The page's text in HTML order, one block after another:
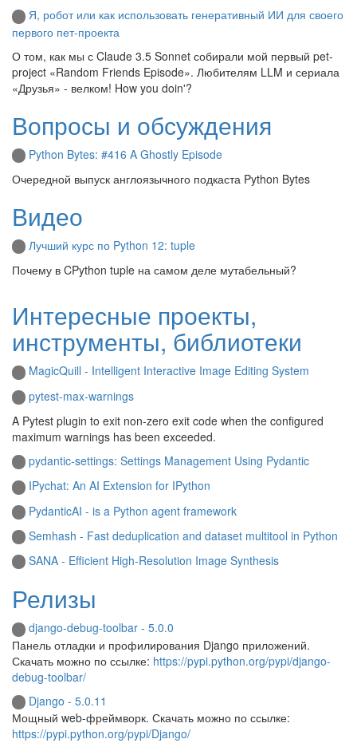
Я, робот или как использовать генеративный ИИ для своего
первого пет-проекта
О том, как мы с Claude 3.5 Sonnet собирали мой первый pet-
project «Random Friends Episode». Любителям LLM и сериала
«Друзья» - велком! How you doin'?
Вопросы и обсуждения
Python Bytes: #416 A Ghostly Episode
Очередной выпуск англоязычного подкаста Python Bytes
Видео
Лучший курс по Python 12: tuple
Почему в CPython tuple на самом деле мутабельный?
Интересные проекты,
инструменты, библиотеки
MagicQuill - Intelligent Interactive Image Editing System
pytest-max-warnings
A Pytest plugin to exit non-zero exit code when the configured
maximum warnings has been exceeded.
pydantic-settings: Settings Management Using Pydantic
IPychat: An AI Extension for IPython
PydanticAI - is a Python agent framework
Semhash - Fast deduplication and dataset multitool in Python
SANA - Efficient High-Resolution Image Synthesis
Релизы
django-debug-toolbar - 5.0.0
Панель отладки и профилирования Django приложений.
Скачать можно по ссылке: https://pypi.python.org/pypi/django-
debug-toolbar/
Django - 5.0.11
Мощный web-фреймворк. Скачать можно по ссылке:
https://pypi.python.org/pypi/Django/